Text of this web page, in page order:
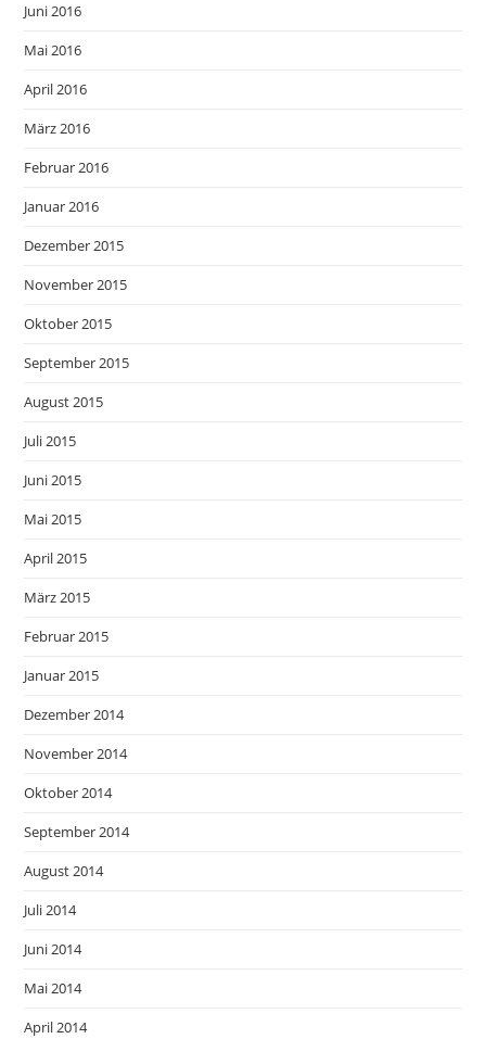
Juni 2016
Mai 2016
April 2016
März 2016
Februar 2016
Januar 2016
Dezember 2015
November 2015
Oktober 2015
September 2015
August 2015
Juli 2015
Juni 2015
Mai 2015
April 2015
März 2015
Februar 2015
Januar 2015
Dezember 2014
November 2014
Oktober 2014
September 2014
August 2014
Juli 2014
Juni 2014
Mai 2014
April 2014